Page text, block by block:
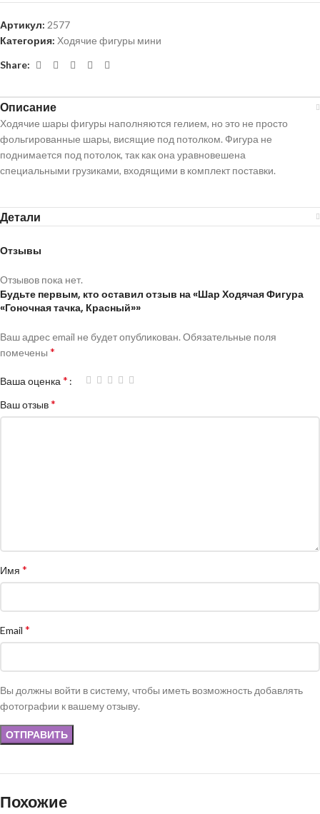
Артикул: 2577
Категория: Ходячие фигуры мини
Share:
Описание
Ходячие шары фигуры наполняются гелием, но это не просто
фольгированные шары, висящие под потолком. Фигура не
поднимается под потолок, так как она уравновешена
специальными грузиками, входящими в комплект поставки.
Детали
Отзывы
Отзывов пока нет.
Будьте первым, кто оставил отзыв на «Шар Ходячая Фигура
«Гоночная тачка, Красный»»
Ваш адрес email не будет опубликован. Обязательные поля
помечены *
Ваша оценка *
Ваш отзыв*
Имя *
Email *
Вы должны войти в систему, чтобы иметь возможность добавлять
фотографии к вашему отзыву.
Похожие